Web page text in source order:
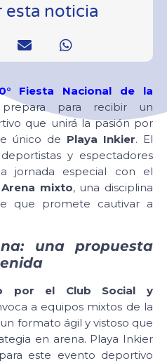
esta noticia
Fiesta Nacional de la
para recibir un
que unirá la pasión por
único de Playa Inkier. El
y espectadores
jornada especial con el
mixto, una disciplina
que promete cautivar a
una propuesta
por el Club Social y
a equipos mixtos de la
formato ágil y vistoso que
en arena. Playa Inkier
este evento deportivo